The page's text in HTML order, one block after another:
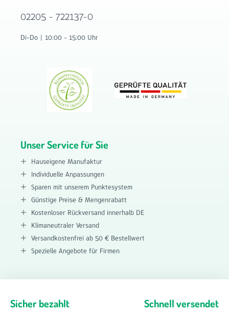
02205 - 722137-0
Di-Do | 10:00 - 15:00 Uhr
Unser Service für Sie
Hauseigene Manufaktur
Individuelle Anpassungen
Sparen mit unserem Punktesystem
Günstige Preise & Mengenrabatt
Kostenloser Rückversand innerhalb DE
Klimaneutraler Versand
Versandkostenfrei ab 50 € Bestellwert
Spezielle Angebote für Firmen
Sicher bezahlt Schnell versendet